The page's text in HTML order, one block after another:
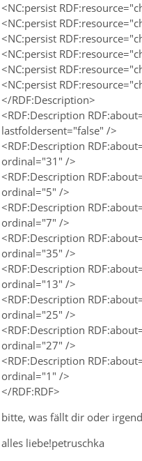
<NC:persist
<NC:persist
<NC:persist
<NC:persist
<NC:persist
<NC:persist
</RDF:Description>
<RDF:Description
lastfoldersent="false" />
<RDF:Description
ordinal="31" />
<RDF:Description
ordinal="5" />
<RDF:Description
ordinal="7" />
<RDF:Description
ordinal="35" />
<RDF:Description
ordinal="13" />
<RDF:Description
ordinal="25" />
<RDF:Description
ordinal="27" />
<RDF:Description
ordinal="1" />
</RDF:RDF>
bitte, was fällt dir oder
alles liebe!petruschka